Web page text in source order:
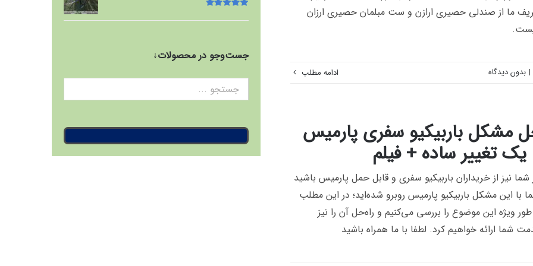
ما از صندلی حصیری ارازن و ست مبلمان حصیری ارزان
| بدون دیدگاه ادامه مطلب
مشکل باربیکیو سفری پارمیس
یک تغییر ساده + فیلم
شما نیز از خریداران باربیکیو سفری و قابل حمل پارمیس باشید
با این مشکل باربیکیو پارمیس روبرو شده‌اید؛ در این مطلب
ویژه این موضوع را بررسی می‌کنیم و راه‌حل آن را نیز
شما ارائه خواهیم کرد. لطفا با ما همراه باشید
5
جست‌وجو در محصولات↓